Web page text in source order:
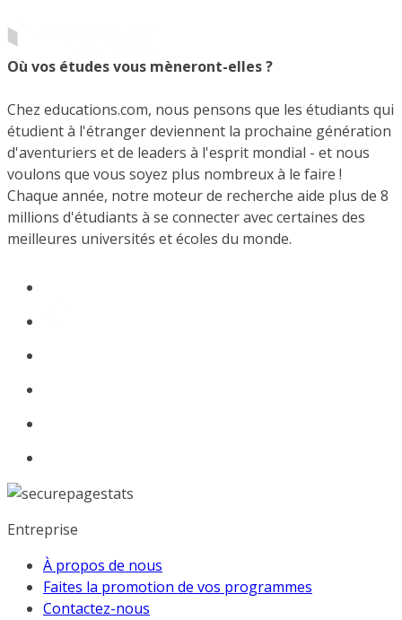
Où vos études vous mèneront-elles ?
Chez educations.com, nous pensons que les étudiants qui
étudient à l'étranger deviennent la prochaine génération
d'aventuriers et de leaders à l'esprit mondial - et nous
voulons que vous soyez plus nombreux à le faire !
Chaque année, notre moteur de recherche aide plus de 8
millions d'étudiants à se connecter avec certaines des
meilleures universités et écoles du monde.
Entreprise
À propos de nous
Faites la promotion de vos programmes
Contactez-nous